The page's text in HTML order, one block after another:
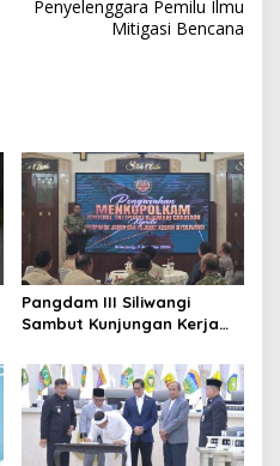
Penyelenggara Pemilu Ilmu
Mitigasi Bencana
Pangdam III Siliwangi
Sambut Kunjungan Kerja
Perhatian Pemerintah